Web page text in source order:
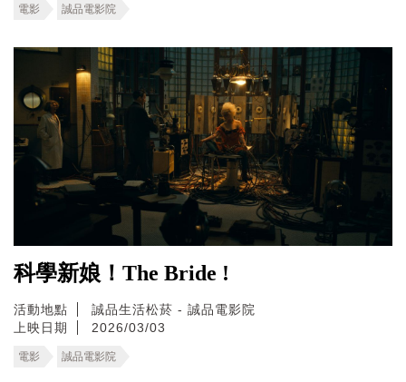
電影 誠品電影院
科學新娘！The Bride !
活動地點
誠品生活松菸 - 誠品電影院
上映日期
2026/03/03
電影 誠品電影院